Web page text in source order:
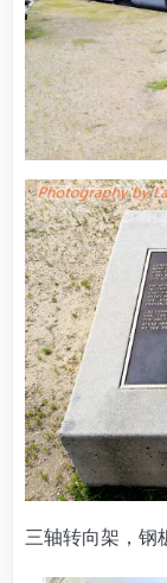
三轴转向架，钢